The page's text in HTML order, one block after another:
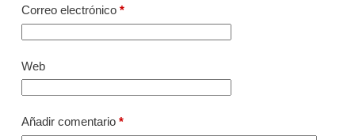
Correo electrónico*
Web
Añadir comentario*